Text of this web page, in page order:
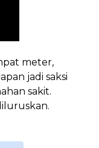
meter,
jadi saksi
sakit.